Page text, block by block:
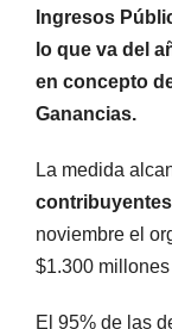
Ingresos
lo que va del
en concepto
Ganancias.
La medida
contribuyentes
noviembre el
$1.300
El 95% de las